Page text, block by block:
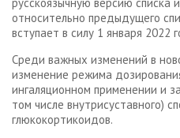
относительно предыдущего
вступает в силу 1 января 2022
Среди важных изменений в
изменение режима
ингаляционном применении и
том числе внутрисуставного)
глюкокортикоидов.